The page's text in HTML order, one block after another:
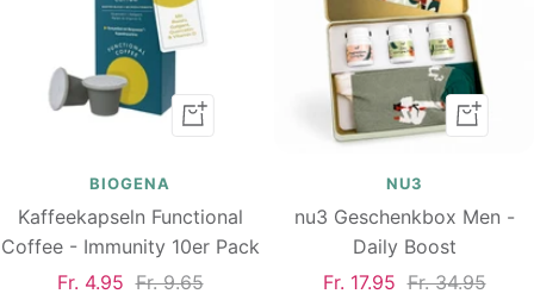
In
BIOGENA
Kaffeekapseln Functional
Coffee - Immunity 10er Pack
Angebotspreis
Fr. 4.95 Regulärer
Fr. 9.65
In
NU3
nu3 Geschenkbox Men -
Daily Boost
Angebotspreis
Fr. 17.95 Regulärer
Fr. 34.95